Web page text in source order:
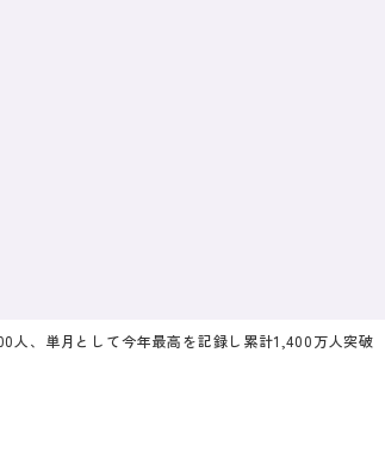
人、単月として今年最高を記録し累計1,400万人突破